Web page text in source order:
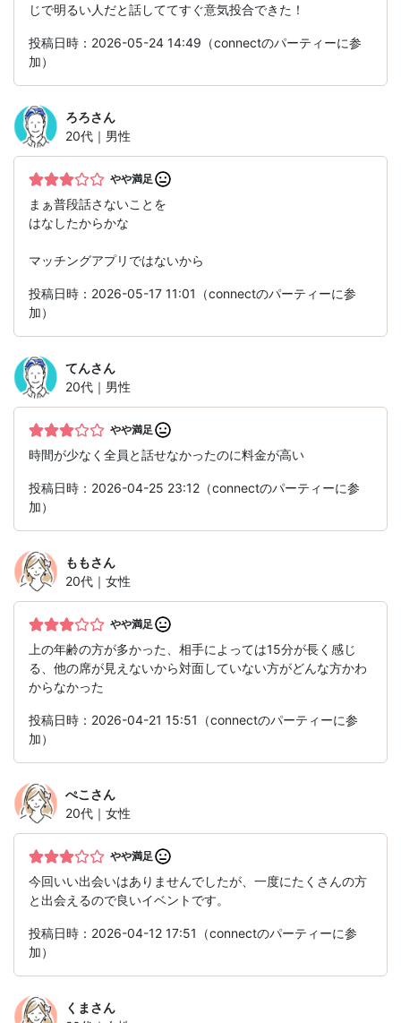
じで明るい人だと話しててすぐ意気投合できた！
投稿日時：2026-05-24 14:49（connectのパーティーに参
加）
ろろさん
20代｜男性
やや満足
まぁ普段話さないことを
はなしたからかな
マッチングアプリではないから
投稿日時：2026-05-17 11:01（connectのパーティーに参
加）
てんさん
20代｜男性
やや満足
時間が少なく全員と話せなかったのに料金が高い
投稿日時：2026-04-25 23:12（connectのパーティーに参
加）
ももさん
20代｜女性
やや満足
上の年齢の方が多かった、相手によっては15分が長く感じ
る、他の席が見えないから対面していない方がどんな方かわ
からなかった
投稿日時：2026-04-21 15:51（connectのパーティーに参
加）
ぺこ さん
20代｜女性
やや満足
今回いい出会いはありませんでしたが、一度にたくさんの方
と出会えるので良いイベントです。
投稿日時：2026-04-12 17:51（connectのパーティーに参
加）
くま さん